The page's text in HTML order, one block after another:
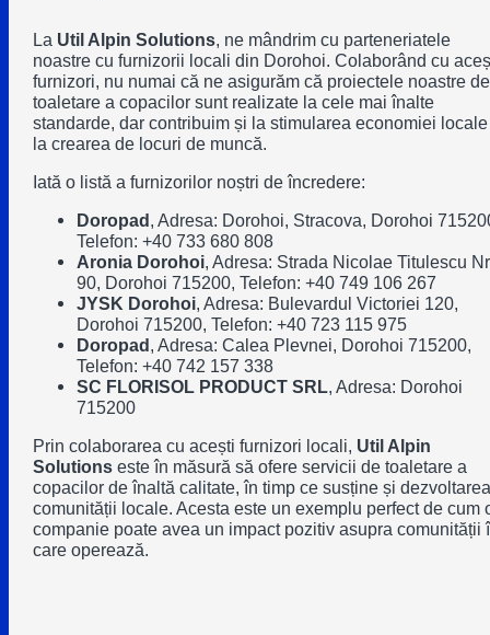
La Util Alpin Solutions, ne mândrim cu parteneriatele
noastre cu furnizorii locali din Dorohoi. Colaborând cu
furnizori, nu numai că ne asigurăm că proiectele noastre de
toaletare a copacilor sunt realizate la cele mai înalte
standarde, dar contribuim și la stimularea economiei
la crearea de locuri de muncă.
Iată o listă a furnizorilor noștri de încredere:
Doropad, Adresa: Dorohoi, Stracova, Dorohoi
Telefon: +40 733 680 808
Aronia Dorohoi, Adresa: Strada Nicolae Titulescu
90, Dorohoi 715200, Telefon: +40 749 106 267
JYSK Dorohoi, Adresa: Bulevardul Victoriei 120,
Dorohoi 715200, Telefon: +40 723 115 975
Doropad, Adresa: Calea Plevnei, Dorohoi 715200,
Telefon: +40 742 157 338
SC FLORISOL PRODUCT SRL, Adresa: Dorohoi
715200
Prin colaborarea cu acești furnizori locali, Util Alpin
Solutionseste în măsură să ofere servicii de toaletare a
copacilor de înaltă calitate, în timp ce susține și dezvoltarea
comunității locale. Acesta este un exemplu perfect de cum
companie poate avea un impact pozitiv asupra comunității
care operează.